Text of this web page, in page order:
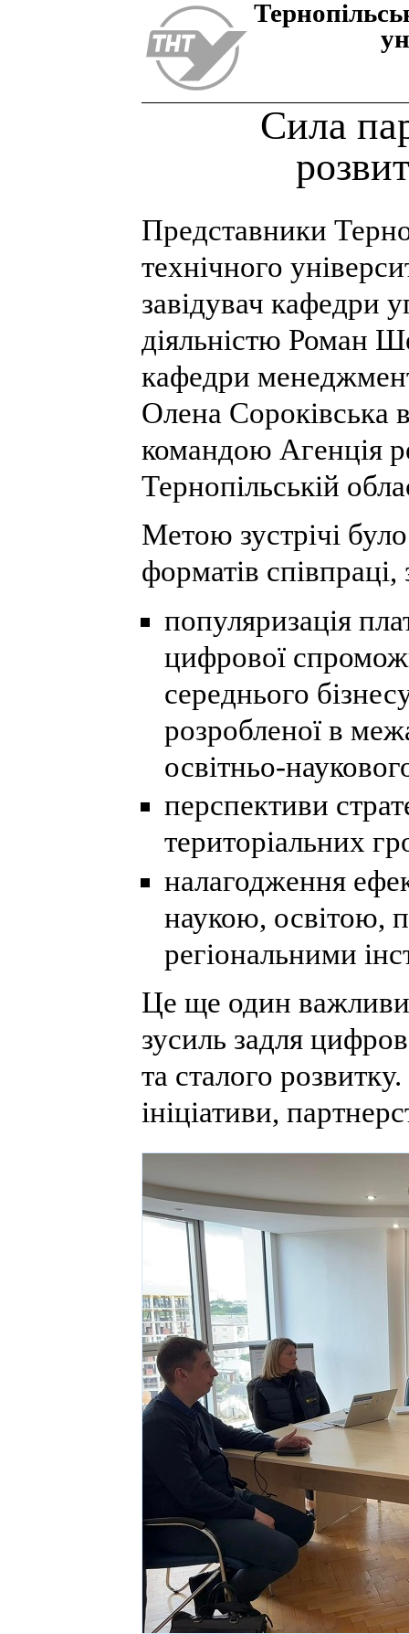
Сила
Представники
технічного
завідувач кафедри
діяльністю Роман
кафедри
Олена Сороківська
командою Агенція
Тернопільській
Метою зустрічі
форматів
популяризація
цифрової
середнього
розробленої в
освітньо-
перспективи
територіальних
налагодження
наукою, освітою,
регіональними
Це ще один
зусиль задля
та сталого
ініціативи,